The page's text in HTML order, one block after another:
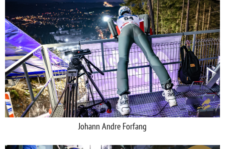
Johann Andre Forfang